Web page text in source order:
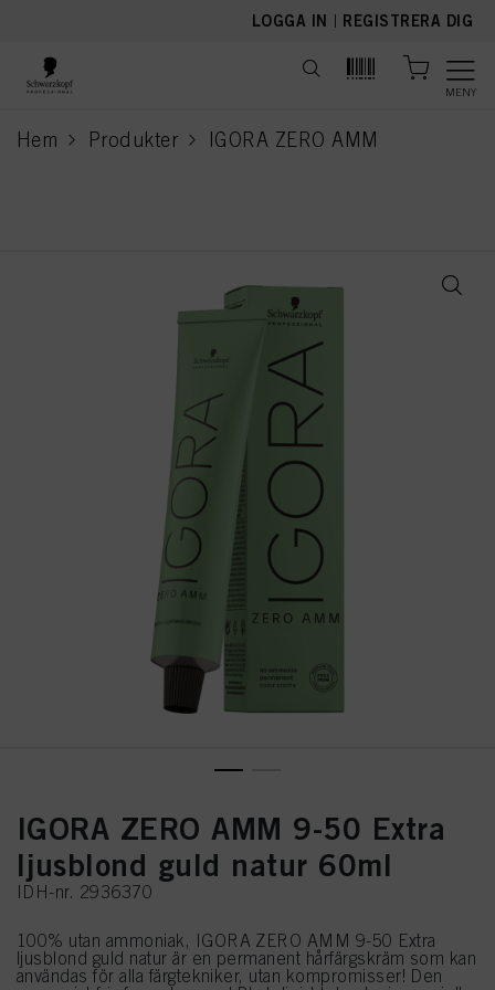
LOGGA IN | REGISTRERA DIG
MENY
Hem Produkter IGORA ZERO AMM
current page
IGORA ZERO AMM 9-50 Extra
ljusblond guld natur 60ml
IDH-nr. 2936370
100% utan ammoniak, IGORA ZERO AMM 9-50 Extra
ljusblond guld natur är en permanent hårfärgskräm som kan
användas för alla färgtekniker, utan kompromisser! Den